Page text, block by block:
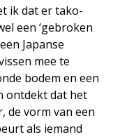
ik dat er tako-
een ‘gebroken
Japanse
mee te
bodem en een
ontdekt dat het
de vorm van een
als iemand